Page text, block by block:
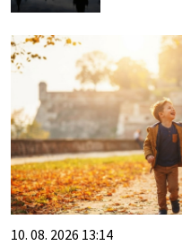
10. 08. 2026 13:14